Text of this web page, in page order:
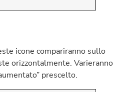
icone compariranno sullo
orizzontalmente. Varieranno
prescelto.